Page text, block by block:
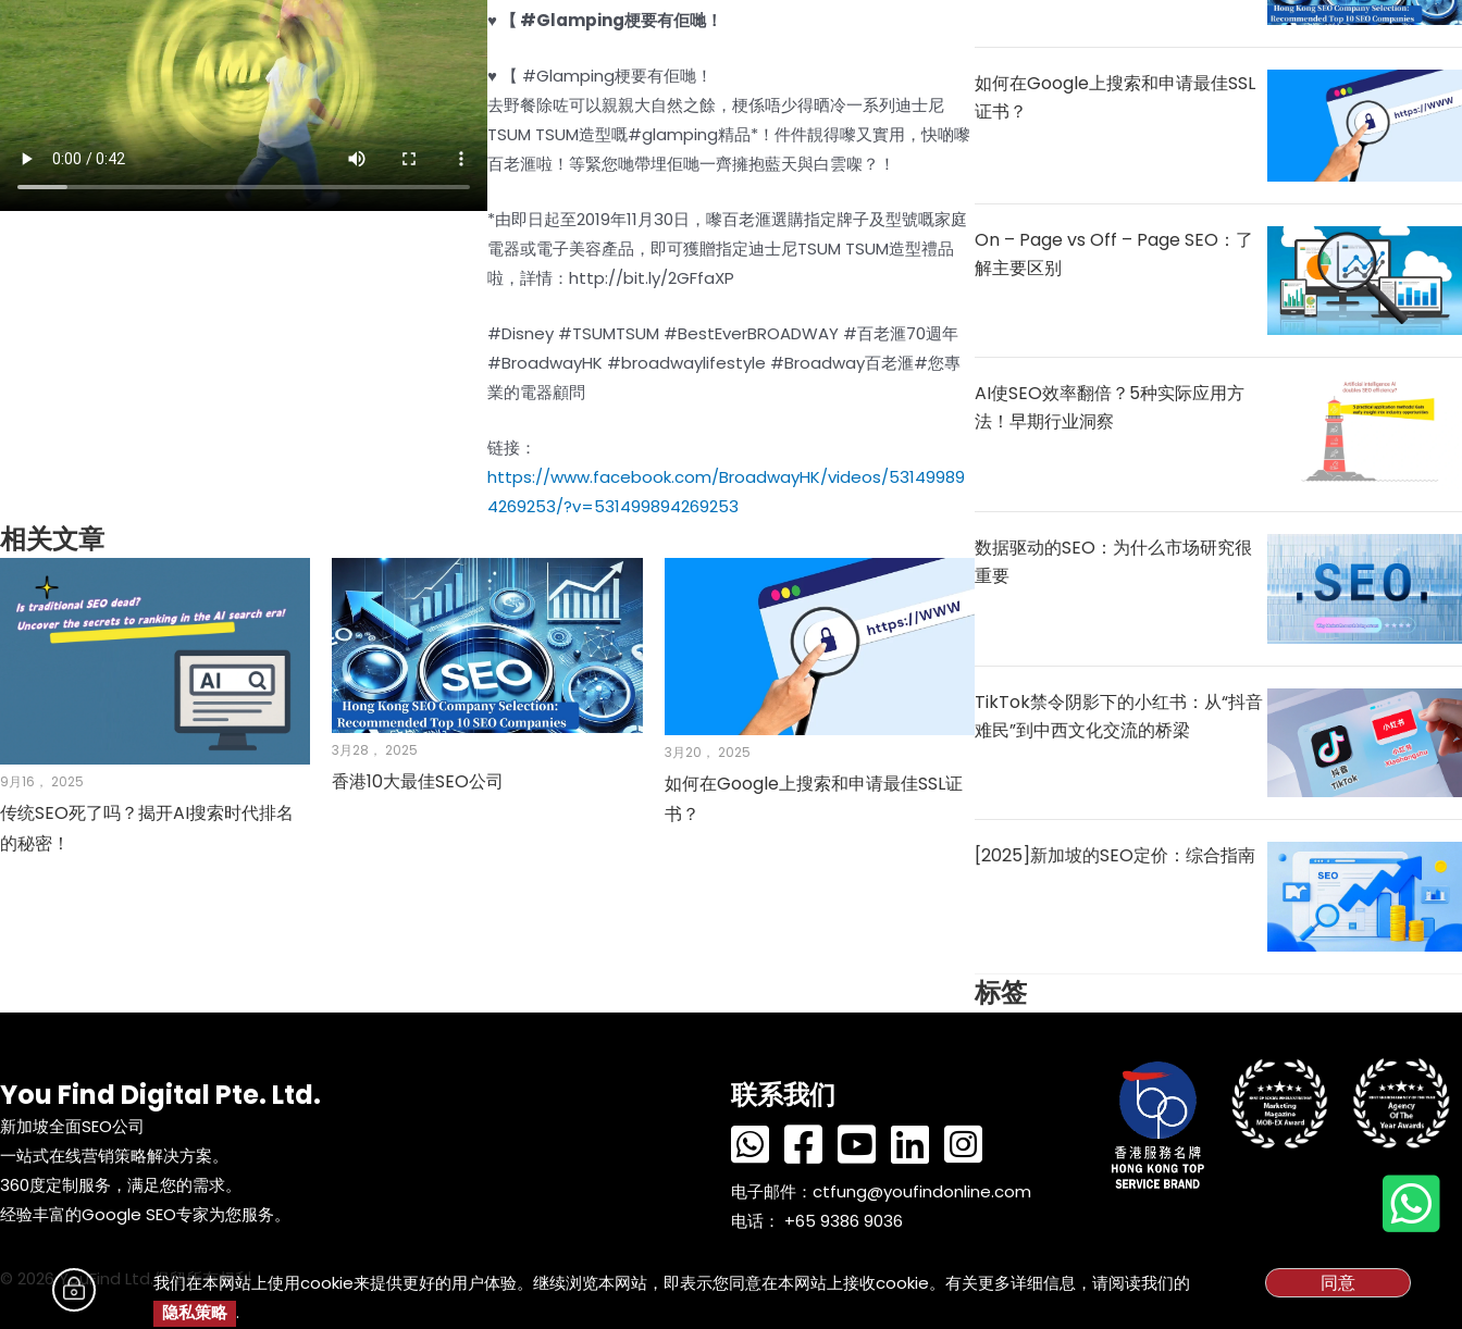
♥ 【 #Glamping梗要有佢哋！
♥ 【 #Glamping梗要有佢哋！
去野餐除咗可以親親大自然之餘，梗係唔少得晒冷一系列迪士尼
TSUM TSUM造型嘅#glamping精品*！件件靚得嚟又實用，快啲嚟
百老滙啦！等緊您哋帶埋佢哋一齊擁抱藍天與白雲㗎？！
*由即日起至2019年11月30日，嚟百老滙選購指定牌子及型號嘅家庭
電器或電子美容產品，即可獲贈指定迪士尼TSUM TSUM造型禮品
啦，詳情：http://bit.ly/2GFfaXP
#Disney #TSUMTSUM #BestEverBROADWAY #百老滙70週年
#BroadwayHK #broadwaylifestyle #Broadway百老滙#您專
業的電器顧問
链接：
https://www.facebook.com/BroadwayHK/videos/53149989
4269253/?v=531499894269253
相关文章
9月16， 2025
传统SEO死了吗？揭开AI搜索时代排名
的秘密！
3月28， 2025
香港10大最佳SEO公司
3月20， 2025
如何在Google上搜索和申请最佳SSL证
书？
如何在Google上搜索和申请最佳SSL
证书？
On – Page vs Off – Page SEO：了
解主要区别
AI使SEO效率翻倍？5种实际应用方
法！早期行业洞察
数据驱动的SEO：为什么市场研究很
重要
TikTok禁令阴影下的小红书：从“抖音
难民”到中西文化交流的桥梁
[2025]新加坡的SEO定价：综合指南
标签
You Find Digital Pte. Ltd.
新加坡全面SEO公司
一站式在线营销策略解决方案。
360度定制服务，满足您的需求。
经验丰富的Google SEO专家为您服务。
联系我们
电子邮件： ctfung@youfindonline.com
电话： +65 9386 9036
© 2026 YouFind Ltd.保留所有权利我们在本网站上使用cookie来提供更好的用户体验。继续浏览本网站，即表示您同意在本网站上接收cookie。有关更多详细信息，请阅读我们的
隐私策略 .
同意